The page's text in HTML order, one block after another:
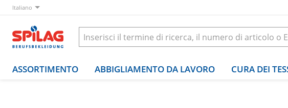
Italiano
ASSORTIMENTO ABBIGLIAMENTO DA LAVORO CURA DEI